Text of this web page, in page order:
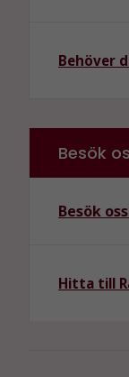
Behöver
Besök
Besök
Hitta till